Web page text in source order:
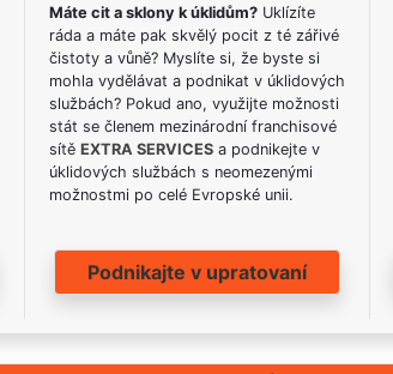
Máte cit a sklony k úklidům?Uklízíte
ráda a máte pak skvělý pocit z té zářivé
čistoty a vůně? Myslíte si, že byste si
mohla vydělávat a podnikat v úklidových
službách? Pokud ano, využijte možnosti
stát se členem mezinárodní franchisové
sítě EXTRA SERVICESa podnikejte v
úklidových službách s neomezenými
možnostmi po celé Evropské unii.
Podnikajte v upratovaní